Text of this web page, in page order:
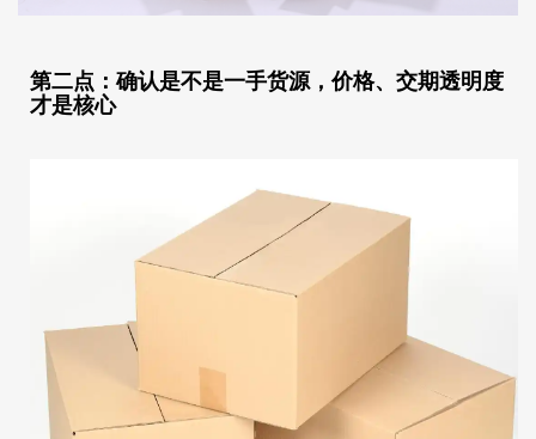
第二点：确认是不是一手货源，价格、交期透明度
才是核心